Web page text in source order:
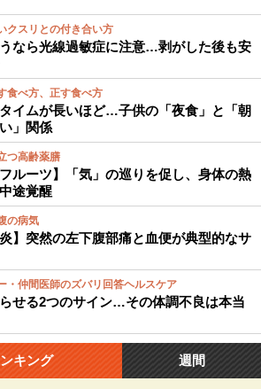
クスリとの付き合い方
なら光線過敏症に注意…剥がした後も安
食べ方、正す食べ方
イムが長いほど…子供の「夜食」と「朝
」関係
つ高齢薬膳
フルーツ】「気」の巡りを促し、身体の熱
途覚醒
の病気
炎】突然の左下腹部痛と血便が典型的なサ
・仲間医師のズバリ回答ヘルスケア
せる2つのサイン…その体調不良は本当
キング 週間